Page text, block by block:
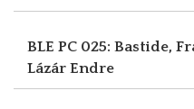
BLE PC 025: Bastide,
Lázár Endre